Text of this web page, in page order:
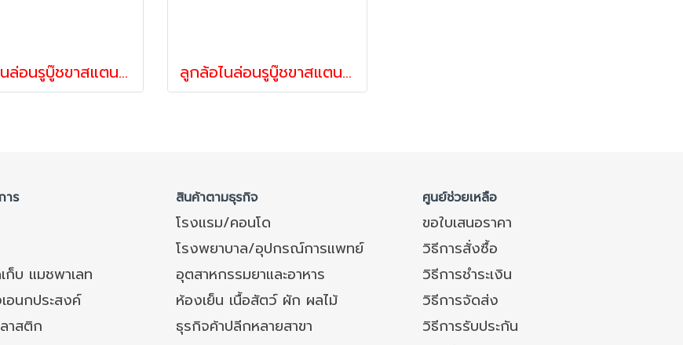
ลูกล้อไนล่อนรูบู๊ชขาสแตนเลสแป้นเบรก รับน้ำหนัก 35-68 กก. รุ่นCompact ยี่ห้อ Pareo ลูกล้อไนล่อนรูบู๊ชขาสแตนเลสแป้นตาย ล้อกันสนิม ล้อทนความเย็น ลูกล้อรถเข็นของ รับน้ำหนัก 35-68 กก. รุ่นCompact ยี่ห้อ Pareo
าร สินค้าตามธุรกิจ ศูนย์ช่วยเหลือ
โรงแรม/คอนโด
ขอใบเสนอราคา
โรงพยาบาล/อุปกรณ์การแพทย์
วิธีการสั่งซื้อ
บ แมชพาเลท อุตสาหกรรมยาและอาหาร
วิธีการชำระเงิน
อนกประสงค์ ห้องเย็น เนื้อสัตว์ ผัก ผลไม้
วิธีการจัดส่ง
าสติก ธุรกิจค้าปลีกหลายสาขา
วิธีการรับประกัน